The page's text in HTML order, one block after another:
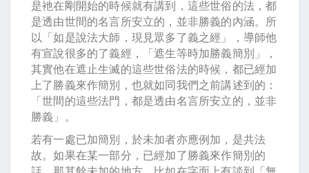
是衪在剛開始的時候就有講到，這些世俗的法，都
是透由世間的名言所安立的，並非勝義的內涵。所
以「如是說法大師，現見眾多了義之經」，導師他
有宣說很多的了義經，「遮生等時加勝義簡別」，
其實他在遮止生滅的這些世俗法的時候，都已經加
上了勝義來作簡別，也就如同我們之前講述到的：
「世間的這些法門，都是透由名言所安立的，並非
勝義」。
若有一處已加簡別，於未加者亦應例加，是共法
故。如果在某一部分，已經加了勝義來作簡別的